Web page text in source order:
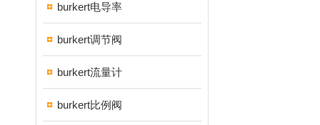
burkert电导率
burkert调节阀
burkert流量计
burkert比例阀